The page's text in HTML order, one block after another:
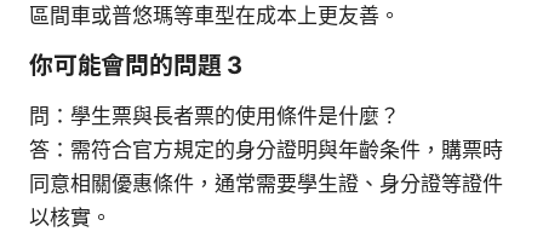
區間車或普悠瑪等車型在成本上更友善。
你可能會問的問題 3
問：學生票與長者票的使用條件是什麼？
答：需符合官方規定的身分證明與年齡条件，購票時
同意相關優惠條件，通常需要學生證、身分證等證件
以核實。